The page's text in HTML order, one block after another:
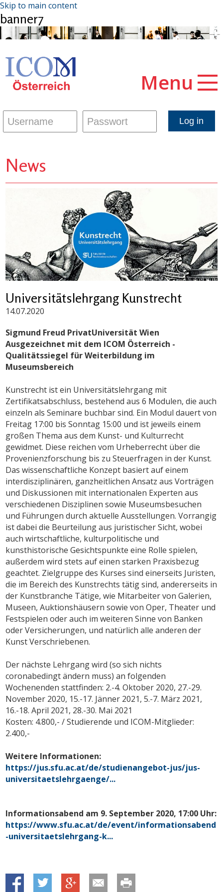
Skip to main content
banner7
Menu
News
Universitätslehrgang Kunstrecht
14.07.2020
Sigmund Freud PrivatUniversität Wien
Ausgezeichnet mit dem ICOM Österreich -
Qualitätssiegel für Weiterbildung im
Museumsbereich
Kunstrecht ist ein Universitätslehrgang mit
Zertifikatsabschluss, bestehend aus 6 Modulen, die auch
einzeln als Seminare buchbar sind. Ein Modul dauert von
Freitag 17:00 bis Sonntag 15:00 und ist jeweils einem
großen Thema aus dem Kunst- und Kulturrecht
gewidmet. Diese reichen vom Urheberrecht über die
Provenienzforschung bis zu Steuerfragen in der Kunst.
Das wissenschaftliche Konzept basiert auf einem
interdisziplinären, ganzheitlichen Ansatz aus Vorträgen
und Diskussionen mit internationalen Experten aus
verschiedenen Disziplinen sowie Museumsbesuchen
und Führungen durch aktuelle Ausstellungen. Vorrangig
ist dabei die Beurteilung aus juristischer Sicht, wobei
auch wirtschaftliche, kulturpolitische und
kunsthistorische Gesichtspunkte eine Rolle spielen,
außerdem wird stets auf einen starken Praxisbezug
geachtet. Zielgruppe des Kurses sind einerseits Juristen,
die im Bereich des Kunstrechts tätig sind, andererseits in
der Kunstbranche Tätige, wie Mitarbeiter von Galerien,
Museen, Auktionshäusern sowie von Oper, Theater und
Festspielen oder auch im weiteren Sinne von Banken
oder Versicherungen, und natürlich alle anderen der
Kunst Verschriebenen.
Der nächste Lehrgang wird (so sich nichts
coronabedingt ändern muss) an folgenden
Wochenenden stattfinden: 2.-4. Oktober 2020, 27.-29.
November 2020, 15.-17. Jänner 2021, 5.-7. März 2021,
16.-18. April 2021, 28.-30. Mai 2021
Kosten: 4.800,- / Studierende und ICOM-Mitglieder:
2.400,-
Weitere Informationen:
https://jus.sfu.ac.at/de/studienangebot-jus/jus-
universitaetslehrgaenge/...
Informationsabend am 9. September 2020, 17:00 Uhr:
https://www.sfu.ac.at/de/event/informationsabend
-universitaetslehrgang-k...